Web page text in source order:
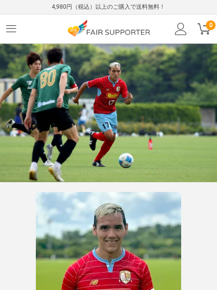
4,980円（税込）以上のご購入で送料無料！
0